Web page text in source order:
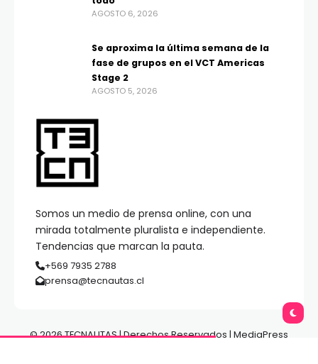
Somos un medio de prensa online, con una
mirada totalmente pluralista e independiente.
Tendencias que marcan la pauta.
+569 7935 2788
prensa@tecnautas.cl
AGOSTO 6, 2026
Se aproxima la última semana de la
fase de grupos en el VCT Americas
Stage 2
AGOSTO 5, 2026
© 2026 TECNAUTAS | Derechos Reservados | MediaPress